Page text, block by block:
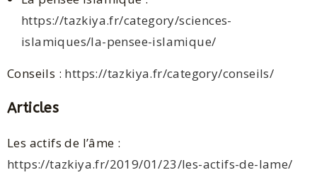
https://tazkiya.fr/category/sciences-
islamiques/la-pensee-islamique/
Conseils : https://tazkiya.fr/category/conseils/
Articles
Les actifs de l’âme :
https://tazkiya.fr/2019/01/23/les-actifs-de-lame/